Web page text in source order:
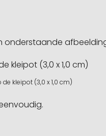
onderstaande
de kleipot (3,0 x 1,0 cm)